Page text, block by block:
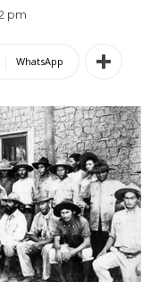
pm
WhatsApp